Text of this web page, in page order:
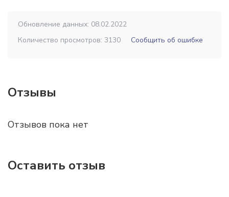
Обновление данных: 08.02.2022
Количество просмотров: 3130
Сообщить об ошибке
Отзывы
Отзывов пока нет
Оставить отзыв